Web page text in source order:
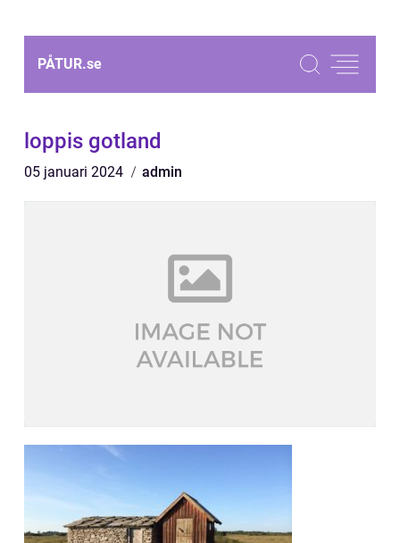
PÅTUR.se
loppis gotland
05 januari 2024 admin